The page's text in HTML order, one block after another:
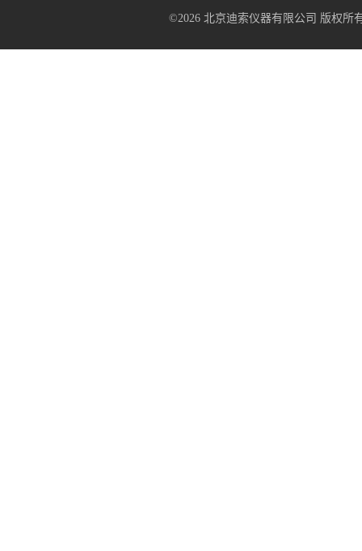
©2026 北京迪索仪器有限公司 版权所